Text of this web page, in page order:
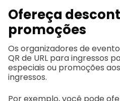
Ofereça
promoções
Os organizadores de
QR de URL para ingressos
especiais ou promoções
ingressos.